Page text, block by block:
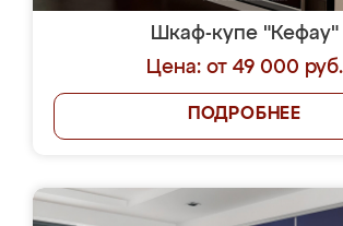
Шкаф-купе "Кефау"
Цена: от 49 000 руб.
ПОДРОБНЕЕ